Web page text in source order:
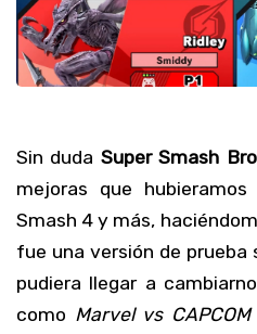
Sin duda Super Smash
mejoras que
Smash 4 y más,
fue una versión de
pudiera llegar a
como Marvel vs